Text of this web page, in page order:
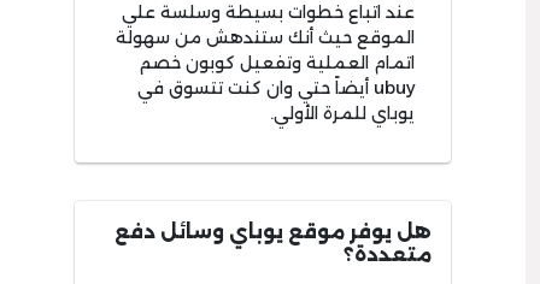
عند اتباع خطوات بسيطة وسلسة علي
الموقع حيث أنك ستندهش من سهولة
اتمام العملية وتفعيل كوبون خصم
ubuy أيضاً حتي وان كنت تتسوق في
يوباي للمرة الأولي.
هل يوفر موقع يوباي وسائل دفع
متعددة؟